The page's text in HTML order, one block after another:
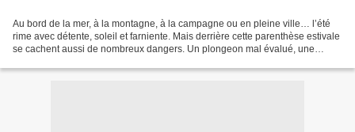
Au bord de la mer, à la montagne, à la campagne ou en pleine ville… l’été
rime avec détente, soleil et farniente. Mais derrière cette parenthèse estivale
se cachent aussi de nombreux dangers. Un plongeon mal évalué, une